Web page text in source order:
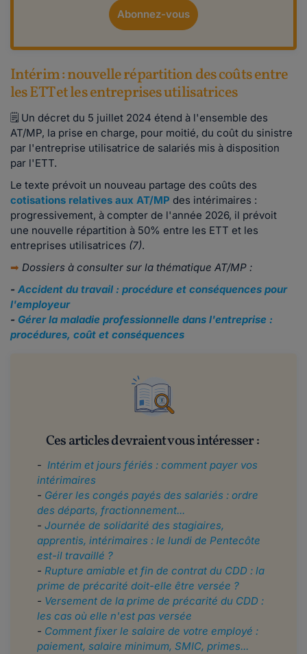
Abonnez-vous
Intérim : nouvelle répartition des coûts entre
les ETT et les entreprises utilisatrices
🗒 Un décret du 5 juillet 2024 étend à l'ensemble des
AT/MP, la prise en charge, pour moitié, du coût du sinistre
par l'entreprise utilisatrice de salariés mis à disposition
par l'ETT.
Le texte prévoit un nouveau partage des coûts des
cotisations relatives aux AT/MP des intérimaires :
progressivement, à compter de l'année 2026, il prévoit
une nouvelle répartition à 50% entre les ETT et les
entreprises utilisatrices (7).
➡ Dossiers à consulter sur la thématique AT/MP :
- Accident du travail : procédure et conséquences pour
l'employeur
- Gérer la maladie professionnelle dans l'entreprise :
procédures, coût et conséquences
Ces articles devraient vous intéresser :
- Intérim et jours fériés : comment payer vos
intérimaires
- Gérer les congés payés des salariés : ordre
des départs, fractionnement...
- Journée de solidarité des stagiaires,
apprentis, intérimaires : le lundi de Pentecôte
est-il travaillé ?
- Rupture amiable et fin de contrat du CDD : la
prime de précarité doit-elle être versée ?
- Versement de la prime de précarité du CDD :
les cas où elle n'est pas versée
- Comment fixer le salaire de votre employé :
paiement, salaire minimum, SMIC, primes...